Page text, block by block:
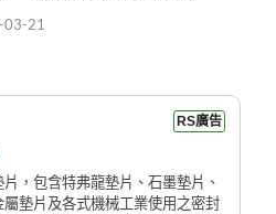
21
RS廣告
，包含特弗龍墊片、石墨墊片、
墊片及各式機械工業使用之密封